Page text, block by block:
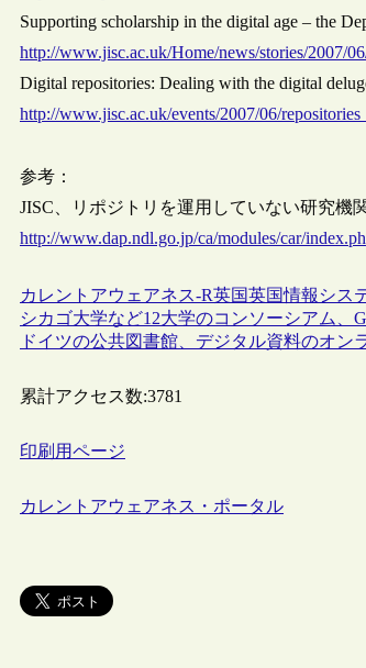
Supporting scholarship in the digital age – the
http://www.jisc.ac.uk/Home/news/stories/2007/
Digital repositories: Dealing with the digital
http://www.jisc.ac.uk/events/2007/06/
参考：
JISC、リポジトリを運用していない研究機
http://www.dap.ndl.go.jp/ca/modules/car/
カレントアウェアネス-R英国英国情報シス
シカゴ大学など12大学のコンソーシアム、
ドイツの公共図書館、デジタル資料のオン
累計アクセス数:3781
印刷用ページ
カレントアウェアネス・ポータル